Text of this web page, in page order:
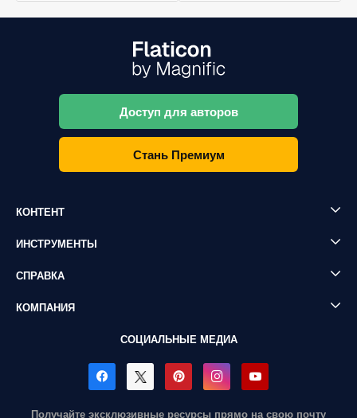
Доступ для авторов
Стань Премиум
КОНТЕНТ
ИНСТРУМЕНТЫ
СПРАВКА
КОМПАНИЯ
СОЦИАЛЬНЫЕ МЕДИА
Получайте эксклюзивные ресурсы прямо на свою почту